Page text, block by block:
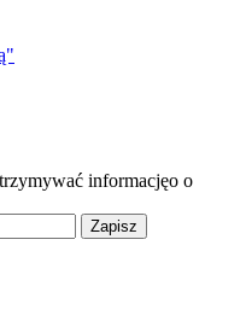
informacjęo o
Zapisz